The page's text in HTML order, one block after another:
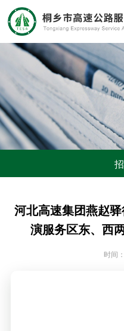
河北高速集团燕赵
演服务区东、西
时间